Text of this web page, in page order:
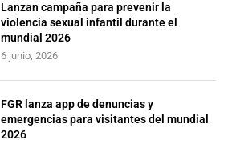
Lanzan campaña para prevenir la
violencia sexual infantil durante el
mundial 2026
6 junio, 2026
FGR lanza app de denuncias y
emergencias para visitantes del mundial
2026